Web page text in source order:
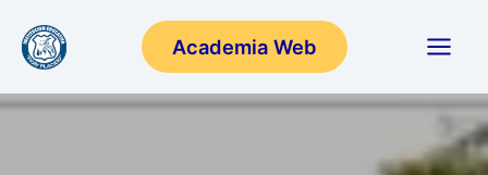
Academia Web